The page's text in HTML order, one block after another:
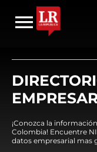
¡Conozca la
Colombia! Encuentre
datos empresarial mas